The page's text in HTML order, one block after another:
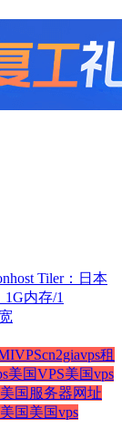
Tiler：日本
内存/1
cn2giavps租
美国VPS美国vps
美国服务器网址
美国美国vps